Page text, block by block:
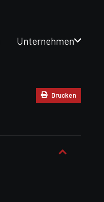
Unternehmen
Drucken